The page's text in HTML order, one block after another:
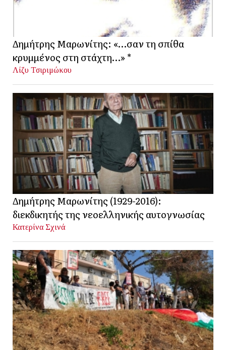
Δημήτρης Μαρωνίτης: «…σαν τη σπίθα
κρυμμένος στη στάχτη…» *
Λίζυ Τσιριμώκου
Δημήτρης Μαρωνίτης (1929-2016):
διεκδικητής της νεοελληνικής αυτογνωσίας
Κατερίνα Σχινά